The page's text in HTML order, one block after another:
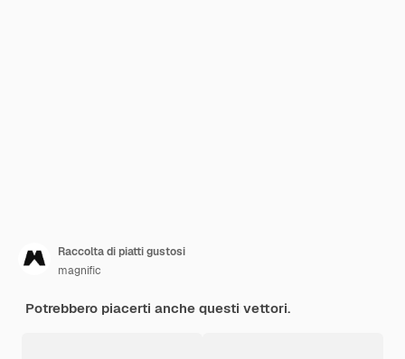
Raccolta di piatti gustosi
magnific
Potrebbero piacerti anche questi vettori.